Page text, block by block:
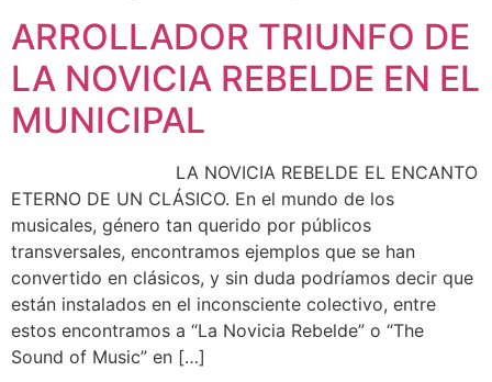
ARROLLADOR TRIUNFO DE
LA NOVICIA REBELDE EN EL
MUNICIPAL
LA NOVICIA REBELDE EL ENCANTO
ETERNO DE UN CLÁSICO. En el mundo de los
musicales, género tan querido por públicos
transversales, encontramos ejemplos que se han
convertido en clásicos, y sin duda podríamos decir que
están instalados en el inconsciente colectivo, entre
estos encontramos a “La Novicia Rebelde” o “The
Sound of Music” en […]